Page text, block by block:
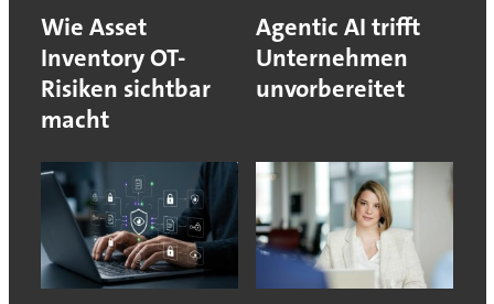
Wie Asset
Inventory OT-
Risiken sichtbar
macht
Agentic AI trifft
Unternehmen
unvorbereitet